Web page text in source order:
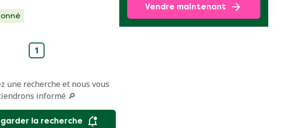
Vendre maintenant
1
une recherche et nous vous
informé 🔎
la recherche